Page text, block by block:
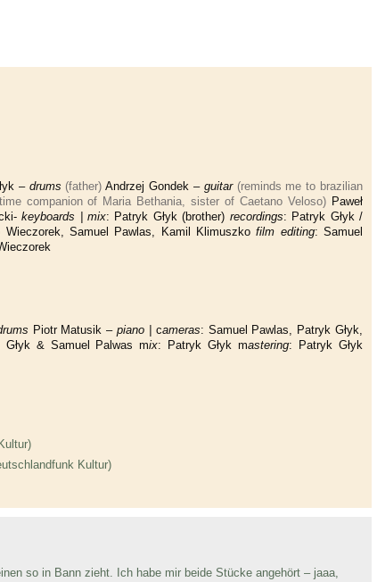
– drums (father) Andrzej Gondek – guitar (reminds me to brazilian
companion of Maria Bethania, sister of Caetano Veloso) Paweł
keyboards | mix: Patryk Głyk (brother) recordings: Patryk Głyk /
Wieczorek, Samuel Pawlas, Kamil Klimuszkofilm editing: Samuel
Piotr Matusik –piano | cameras: Samuel Pawlas, Patryk Głyk,
& Samuel Palwas mix: Patryk Głyk mastering: Patryk Głyk
Kultur)
so in Bann zieht. Ich habe mir beide Stücke angehört – jaaa,